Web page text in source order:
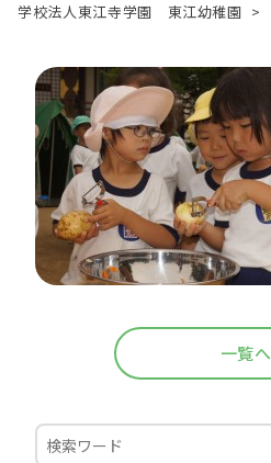
学校法人東江寺学園 東江幼稚園 >
一覧へ